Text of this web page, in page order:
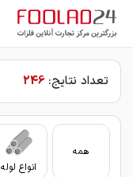
تعداد نتایج: 246
همه
انواع لوله